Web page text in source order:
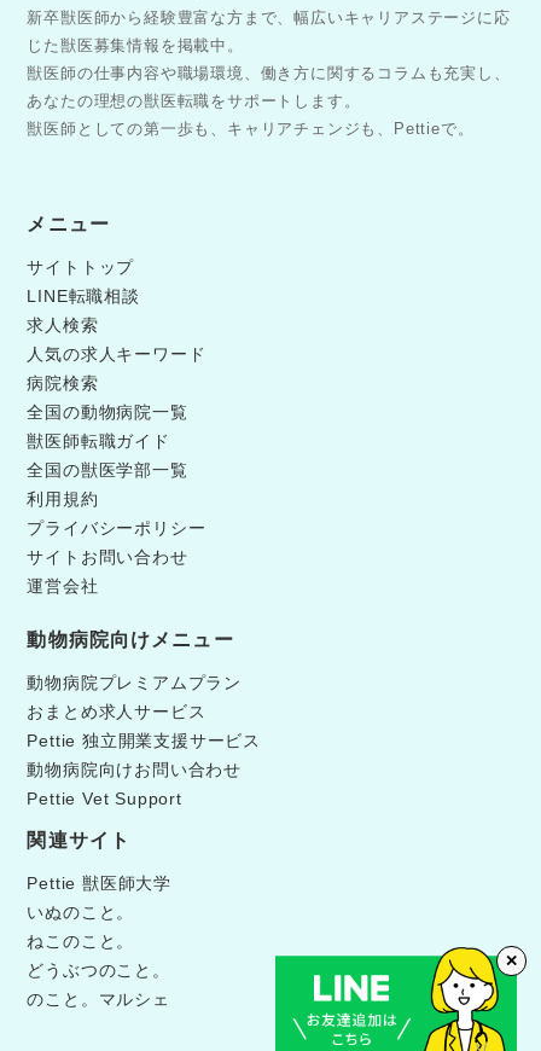
新卒獣医師から経験豊富な方まで、幅広いキャリアステージに応
じた獣医募集情報を掲載中。
獣医師の仕事内容や職場環境、働き方に関するコラムも充実し、
あなたの理想の獣医転職をサポートします。
獣医師としての第一歩も、キャリアチェンジも、Pettieで。
メニュー
サイトトップ
LINE転職相談
求人検索
人気の求人キーワード
病院検索
全国の動物病院一覧
獣医師転職ガイド
全国の獣医学部一覧
利用規約
プライバシーポリシー
サイトお問い合わせ
運営会社
動物病院向けメニュー
動物病院プレミアムプラン
おまとめ求人サービス
Pettie 独立開業支援サービス
動物病院向けお問い合わせ
Pettie Vet Support
関連サイト
Pettie 獣医師大学
いぬのこと。
ねこのこと。
どうぶつのこと。
のこと。マルシェ
✕